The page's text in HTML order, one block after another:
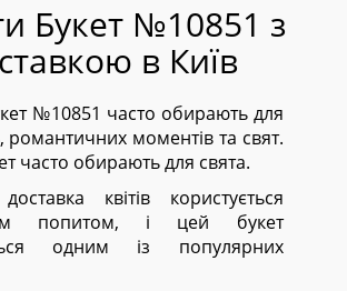
Букет №10851 з
в Київ
№10851 часто обирають для
романтичних моментів та свят.
часто обирають для свята.
квітів користується
попитом, і цей букет
одним із популярних